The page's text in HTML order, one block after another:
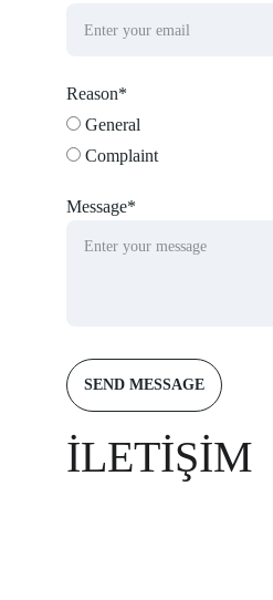
Reason*
General
Complaint
Message*
SEND MESSAGE
İLETİŞİM